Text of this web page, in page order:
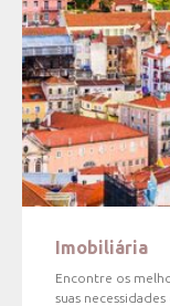
Imobiliária
Encontre os
suas